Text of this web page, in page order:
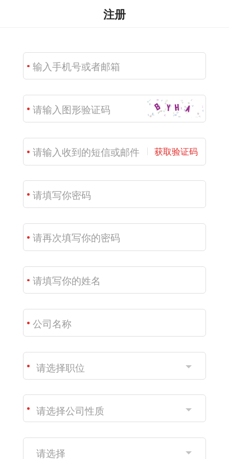
注册
获取验证码